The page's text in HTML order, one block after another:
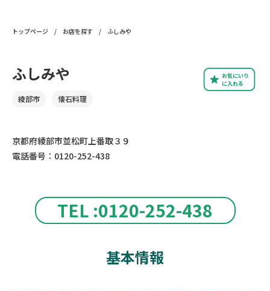
トップページ / お店を探す / ふしみや
TEL :0120-252-438
お気にいり
に入れる
ふしみや
綾部市 懐石料理
京都府綾部市並松町上番取３９
電話番号：0120-252-438
基本情報